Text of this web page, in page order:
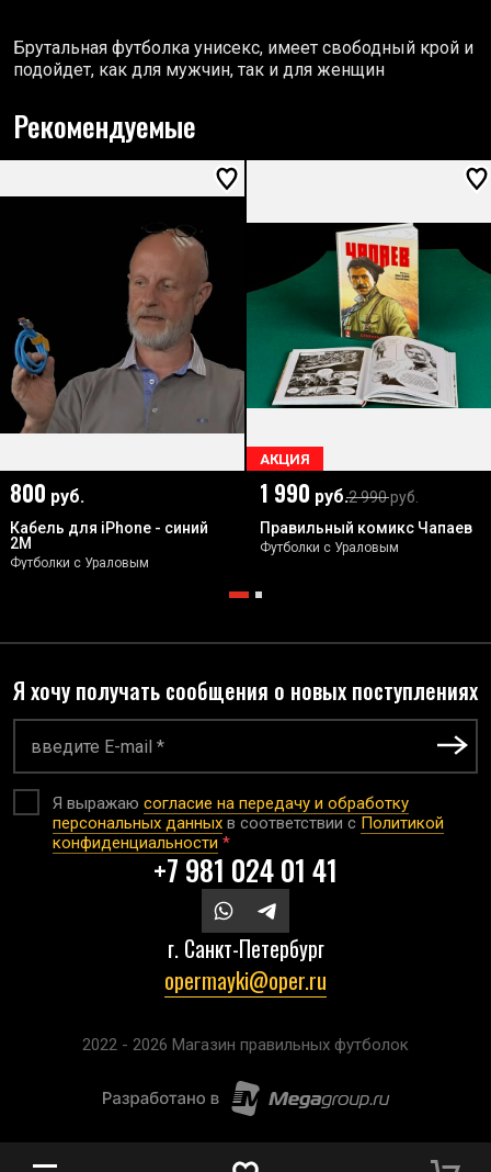
Брутальная футболка унисекс, имеет свободный крой и
подойдет, как для мужчин, так и для женщин
Рекомендуемые
800 руб.
Кабель для iPhone - синий
2М
Футболки с Ураловым
АКЦИЯ
2 990руб.
1 990 руб.
Правильный комикс Чапаев
Футболки с Ураловым
Я хочу получать сообщения о новых поступлениях
Я выражаю согласие на передачу и обработку
персональных данных в соответствии с Политикой
конфиденциальности *
+7 981 024 01 41
г. Санкт-Петербург
opermayki@oper.ru
2022 - 2026 Магазин правильных футболок